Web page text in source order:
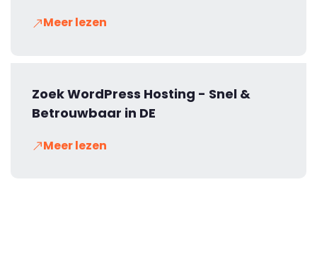
Meer lezen
Zoek WordPress Hosting - Snel &
Betrouwbaar in DE
Meer lezen